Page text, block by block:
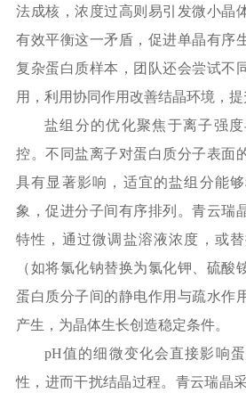
法成核，浓度过高则易引发微小晶
有效平衡这一矛盾，促进单晶有序
复杂蛋白质样本，团队还会尝试不
用，利用协同作用改善结晶环境，提
盐组分的优化聚焦于离子强
控。不同盐离子对蛋白质分子表面
具有显著影响，适宜的盐组分能
象，促进分子间有序排列。青云瑞
特性，通过微调盐溶液浓度，或
（如将氯化钠替换为氯化钾、硫酸
蛋白质分子间的静电作用与疏水作
产生，为晶体生长创造稳定条件。
pH值的细微变化会直接影响
性，进而干扰结晶过程。青云瑞晶